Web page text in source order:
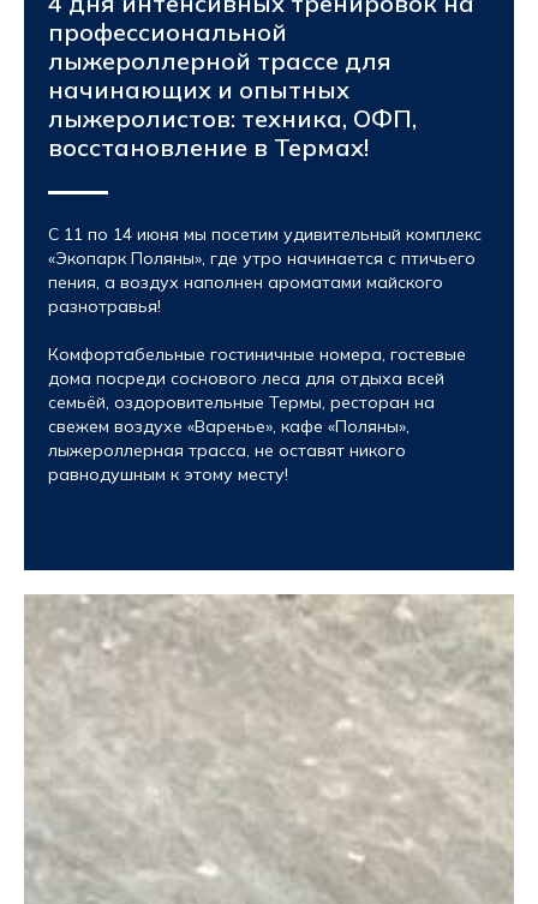
профессиональной
лыжероллерной трассе для
начинающих и опытных
лыжеролистов: техника, ОФП,
восстановление в Термах!
С 11 по 14 июня мы посетим удивительный комплекс
«Экопарк Поляны», где утро начинается с птичьего
пения, а воздух наполнен ароматами майского
разнотравья!
Комфортабельные гостиничные номера, гостевые
дома посреди соснового леса для отдыха всей
семьёй, оздоровительные Термы, ресторан на
свежем воздухе «Варенье», кафе «Поляны»,
лыжероллерная трасса, не оставят никого
равнодушным к этому месту!